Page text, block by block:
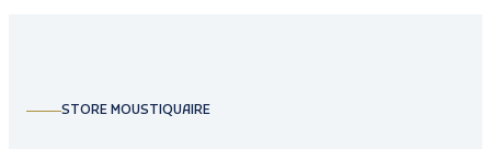
STORE MOUSTIQUAIRE